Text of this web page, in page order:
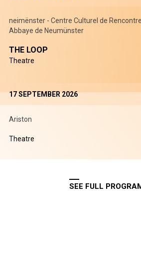
neimënster - Centre Culturel de Rencontre
Abbaye de Neumünster
THE LOOP
Theatre
17 SEPTEMBER 2026
Ariston
Theatre
SEE FULL